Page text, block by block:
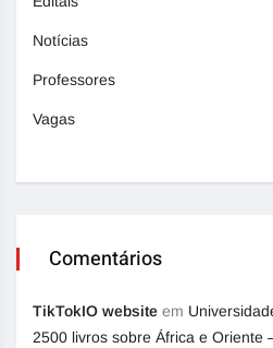
Notícias
Professores
Vagas
Comentários
TikTokIO website em
2500 livros sobre África e Oriente